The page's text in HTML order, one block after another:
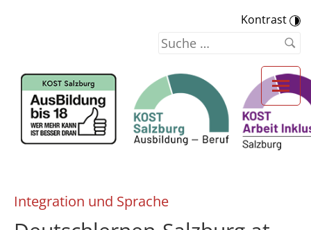
Kontrast
Integration und Sprache